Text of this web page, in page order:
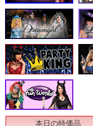
本日の特価品